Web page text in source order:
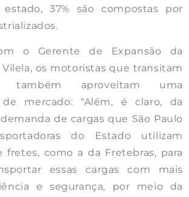
37% são compostas por
o Gerente de Expansão da
Vilela, os motoristas que transitam
também aproveitam uma
mercado: “Além, é claro, da
de cargas que São Paulo
do Estado utilizam
fretes, como a da Fretebras, para
essas cargas com mais
e segurança, por meio da